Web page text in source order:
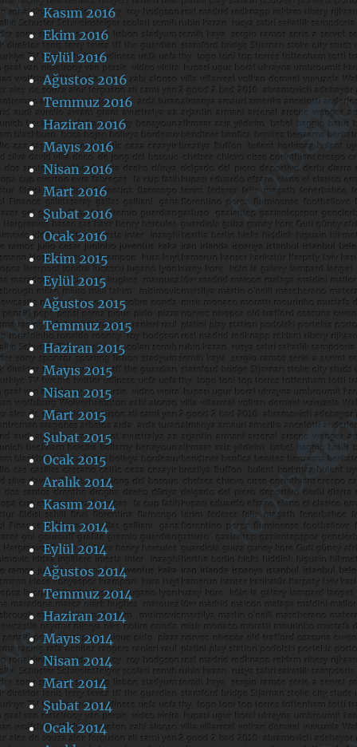
Kasım 2016
Ekim 2016
Eylül 2016
Ağustos 2016
Temmuz 2016
Haziran 2016
Mayıs 2016
Nisan 2016
Mart 2016
Şubat 2016
Ocak 2016
Ekim 2015
Eylül 2015
Ağustos 2015
Temmuz 2015
Haziran 2015
Mayıs 2015
Nisan 2015
Mart 2015
Şubat 2015
Ocak 2015
Aralık 2014
Kasım 2014
Ekim 2014
Eylül 2014
Ağustos 2014
Temmuz 2014
Haziran 2014
Mayıs 2014
Nisan 2014
Mart 2014
Şubat 2014
Ocak 2014